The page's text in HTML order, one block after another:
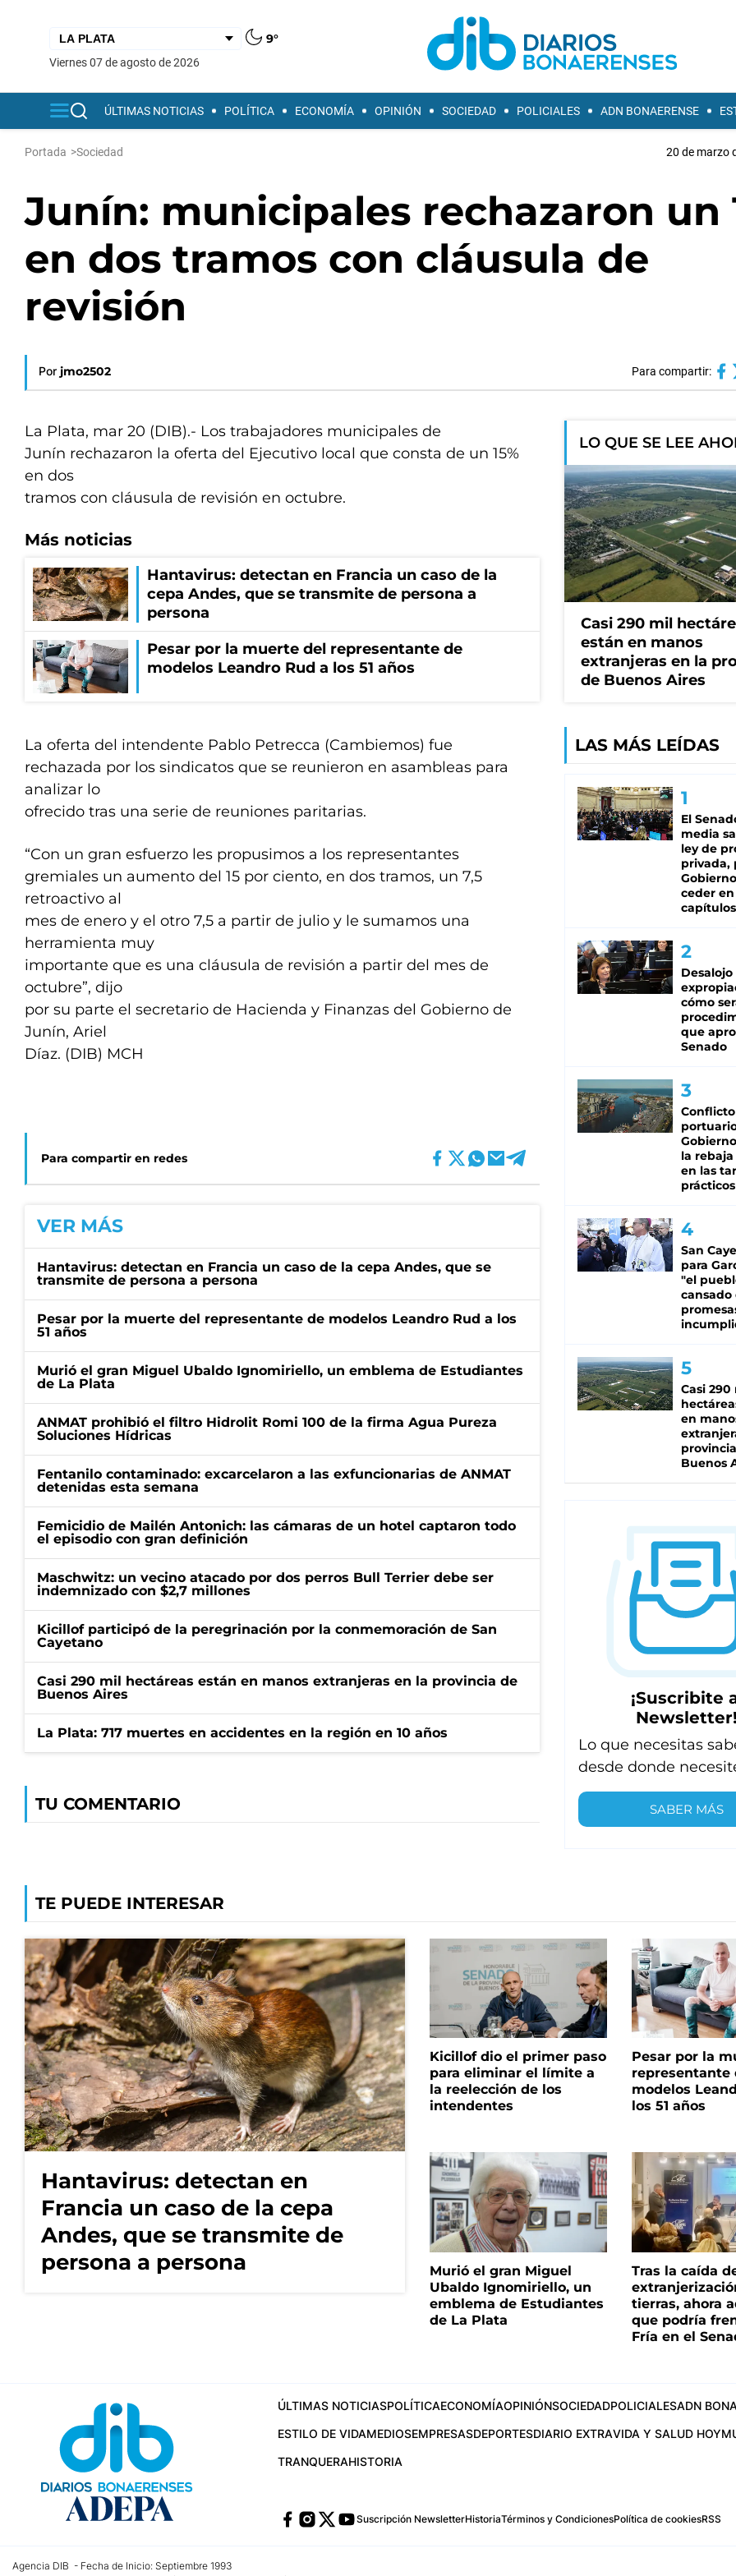
9°
viernes 07 de agosto de 2026
ÚLTIMAS NOTICIAS POLÍTICA ECONOMÍA OPINIÓN SOCIEDAD POLICIALES ADN BONAERENSE
Portada >Sociedad 20 de marzo
Junín: municipales rechazaron un
en dos tramos con cláusula de
revisión
Por jmo2502 Para compartir:
La Plata, mar 20 (DIB).- Los trabajadores municipales de
Junín rechazaron la oferta del Ejecutivo local que consta de un 15%
en dos
tramos con cláusula de revisión en octubre.
Más noticias
Hantavirus: detectan en Francia un caso de la
cepa Andes, que se transmite de persona a
persona
Pesar por la muerte del representante de
modelos Leandro Rud a los 51 años
La oferta del intendente Pablo Petrecca (Cambiemos) fue
rechazada por los sindicatos que se reunieron en asambleas para
analizar lo
ofrecido tras una serie de reuniones paritarias.
“Con un gran esfuerzo les propusimos a los representantes
gremiales un aumento del 15 por ciento, en dos tramos, un 7,5
retroactivo al
mes de enero y el otro 7,5 a partir de julio y le sumamos una
herramienta muy
importante que es una cláusula de revisión a partir del mes de
octubre”, dijo
por su parte el secretario de Hacienda y Finanzas del Gobierno de
Junín, Ariel
Díaz. (DIB) MCH
Para compartir en redes
VER MÁS
Hantavirus: detectan en Francia un caso de la cepa Andes, que se
transmite de persona a persona
Pesar por la muerte del representante de modelos Leandro Rud a los
51 años
Murió el gran Miguel Ubaldo Ignomiriello, un emblema de Estudiantes
de La Plata
ANMAT prohibió el filtro Hidrolit Romi 100 de la firma Agua Pureza
Soluciones Hídricas
Fentanilo contaminado: excarcelaron a las exfuncionarias de ANMAT
detenidas esta semana
Femicidio de Mailén Antonich: las cámaras de un hotel captaron todo
el episodio con gran definición
Maschwitz: un vecino atacado por dos perros Bull Terrier debe ser
indemnizado con $2,7 millones
Kicillof participó de la peregrinación por la conmemoración de San
Cayetano
Casi 290 mil hectáreas están en manos extranjeras en la provincia de
Buenos Aires
La Plata: 717 muertes en accidentes en la región en 10 años
TU COMENTARIO
LO QUE SE LEE
Casi 290 mil
están en manos
extranjeras en la
de Buenos Aires
LAS MÁS LEÍDAS
El
media
ley de
privada,
ceder
capítulos
cómo
que
Senado
Conflicto
la rebaja
en las
prácticos
San
para
"el
cansado
Casi 290
en
Buenos
¡Suscribite
Newsletter!
Lo que necesitas
desde donde
SABER MÁS
TE PUEDE INTERESAR
Hantavirus: detectan en
Francia un caso de la cepa
Andes, que se transmite de
persona a persona
Kicillof dio el primer paso
para eliminar el límite a
la reelección de los
intendentes
Pesar por la
representante
modelos
los 51 años
Murió el gran Miguel
Ubaldo Ignomiriello, un
emblema de Estudiantes
de La Plata
Tras la caída
tierras, ahora
que podría
Fría en el
ÚLTIMAS NOTICIASPOLÍTICAECONOMÍAOPINIÓNSOCIEDADPOLICIALESADN
ESTILO DE VIDAMEDIOSEMPRESASDEPORTESDIARIO EXTRAVIDA Y SALUD HOY
TRANQUERAHISTORIA
Suscripción NewsletterHistoriaTérminos y CondicionesPolítica de cookiesRSS
Agencia DIB - Fecha de Inicio: Septiembre 1993